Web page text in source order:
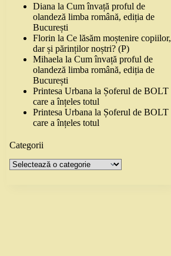
Diana laCum învață proful de
olandeză limba română, ediția de
București
Florin laCe lăsăm moștenire copiilor,
dar și părinților noștri? (P)
Mihaela laCum învață proful de
olandeză limba română, ediția de
București
Printesa Urbana la Șoferul de BOLT
care a înțeles totul
Printesa Urbana la Șoferul de BOLT
care a înțeles totul
Categorii
Categorii